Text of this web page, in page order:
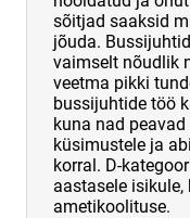
sõitjad saaksid
jõuda.
vaimselt nõudlik
veetma pikki
bussijuhtide töö
kuna nad
küsimustele ja
korral. D-
aastasele
ametikoolituse.